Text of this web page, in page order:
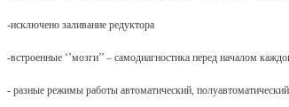
-исключено заливание редуктора
-встроенные ‘’мозги’’ – самодиагностика перед началом
- разные режимы работы автоматический,